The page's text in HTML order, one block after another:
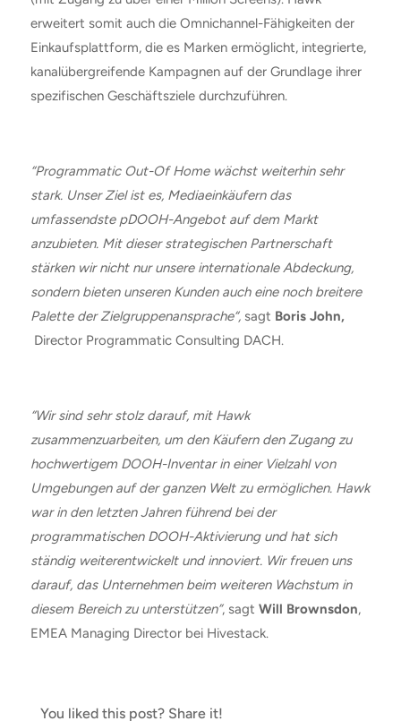
erweitert somit auch die Omnichannel-Fähigkeiten der
Einkaufsplattform, die es Marken ermöglicht, integrierte,
kanalübergreifende Kampagnen auf der Grundlage ihrer
spezifischen Geschäftsziele durchzuführen.
“Programmatic Out-Of Home wächst weiterhin sehr
stark. Unser Ziel ist es, Mediaeinkäufern das
umfassendste pDOOH-Angebot auf dem Markt
anzubieten. Mit dieser strategischen Partnerschaft
stärken wir nicht nur unsere internationale Abdeckung,
sondern bieten unseren Kunden auch eine noch breitere
Palette der Zielgruppenansprache“, sagt Boris John,
Director Programmatic Consulting DACH.
“Wir sind sehr stolz darauf, mit Hawk
zusammenzuarbeiten, um den Käufern den Zugang zu
hochwertigem DOOH-Inventar in einer Vielzahl von
Umgebungen auf der ganzen Welt zu ermöglichen. Hawk
war in den letzten Jahren führend bei der
programmatischen DOOH-Aktivierung und hat sich
ständig weiterentwickelt und innoviert. Wir freuen uns
darauf, das Unternehmen beim weiteren Wachstum in
diesem Bereich zu unterstützen”, sagt Will Brownsdon,
EMEA Managing Director bei Hivestack.
You liked this post? Share it!